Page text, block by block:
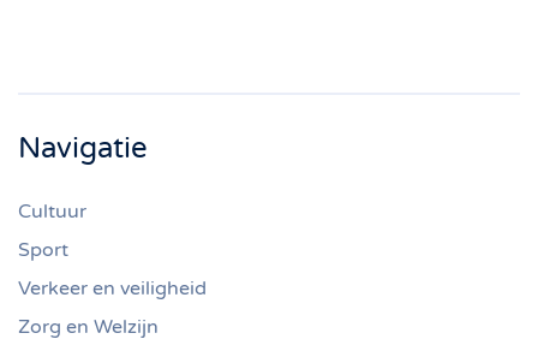
Navigatie
Cultuur
Sport
Verkeer en veiligheid
Zorg en Welzijn